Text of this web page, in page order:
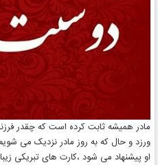
مادر همیشه ثابت کرده است که چقدر
ورزد و حال که به روز مادر نزدیک می
او پیشنهاد می شود ،کارت های تبریکی